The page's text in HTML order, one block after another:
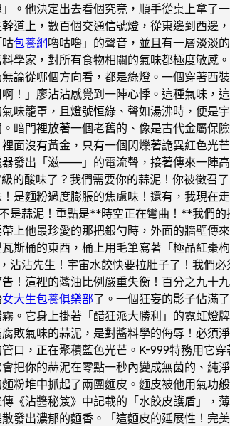
。他決定出去看個究竟，順手從桌上拿了
道上，數百個交通信號燈，從東邊到西邊
包養網嚕咕嚕」的聲音，並且有一層淡淡
家，對所有食物相關的氣味都極度敏感
論從哪個方向看，都是綠燈。一個穿著西
！」廖沾沾感覺到一陣心悸。這種氣味，
味籠罩，且燈號恒綠、聲如湯沸時，便是
門裡放著一個老舊的、像是古代金屬保
面沒有黃金，只有一個閃爍著詭異紅色光
發出「滋——」的電流聲，接著傳來一陣
的酸味了？我們需要你的蒜泥！你被徵召
是麵粉過度膨脹的焦慮味！還有，我現在
是蒜泥！重點是**時空正在彎曲！**我們
上他最珍愛的那把銀勺時，外面的牆壁傳
斯桶的東西，桶上用毛筆寫著「極品紅
沾先生！宇宙水餃快要拉肚子了！我們
！這裡的醬油比例嚴重失衡！百分之九十
女大生包養俱樂部了。一個狂妄的影子佔滿
。它身上掛著「醋狂派大勝利」的霓虹燈
敗氣味的蒜泥，是對醬料學的侮辱！必須
口，正在聚積藍色光芒。K-999特務用它
把你的蒜泥在零點一秒內變成無菌的、
粉堆中抓起了兩團麵皮。麵皮被他用氣功
《沾醬秘笈》中記載的「水餃皮護盾」，
發出濃郁的麵香。「這麵皮的延展性！完